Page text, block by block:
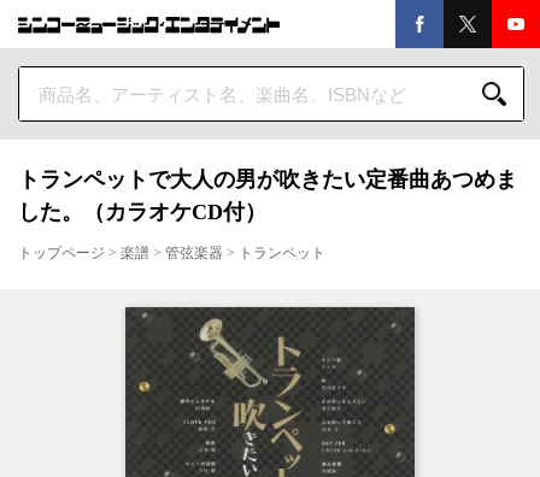
トランペットで大人の男が吹きたい定番曲あつめま
した。（カラオケCD付）
トップページ > 楽譜 > 管弦楽器 > トランペット